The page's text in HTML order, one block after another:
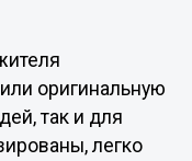
оригинальную
так и для
легко